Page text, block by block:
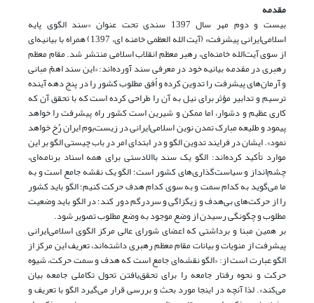
مقدمه
بیست و دوم مهر سال 1397 سندی تحت عنوان «سند الگوی پایه
اسلامی‌ایرانی پیشرفت» (آیت الله العظمی خامنه ای، 1397) همراه با بیانیه‌ای
از سوی آیت‌الله خامنه‌ای، رهبر معظم انقلاب اسلامی منتشر شد. مقام معظم
رهبری در مقدمه بیانیه خود در معرفی سند آورده‌اند: «این سند اهمّ مبانی
و آرمان‌های پیشرفت را تدوین کرده و اُفق مطلوب کشور را در پنج دهه آینده
ترسیم و تدابیر مؤثر برای نیل به آن را طراحی کرده است که با تحقق آن که
کاری عظیم و دشوار، اما ممکن و شیرین است کشور راه پیشرفت را خواهد
پیمود و طلیعه مبارک تمدن نوین اسلامی‌ایرانی در زیست‌بوم ایران رُخ خواهد
نمود». ایشان در فرایند تدوین الگو و در ابتدای امر در باب چیستی الگو بر این
موارد تأکید کرده‌اند:‌ الگو یک سند باالا‌دستی برای همه اسناد برنامه‌ای،
چشم‌انداز و سیاست‌گذاری‌های کشور است؛ الگو یک نقشه جامع است و به
ما می‌گوید به کدام سمت و به سوی کدام هدف حرکت کنیم؛ الگو باید کشور
را از حرکت‌های بی‌هدف و زیگزاگی و سردرگم دور کند؛ در الگو باید وضعیت
مطلوب و چگونگی رسیدن از وضع موجود به وضع مطلوب تصویر شود.
بر همین مبنا و برداشتی که اعضای شورای عالی مرکز الگوی اسلامی‌ایرانی
پیشرفت از منویات و بیانات مقام معظم رهبری داشته‌اند‌، تعریف این مرکز از
الگو عبارت است از: «الگو نقشه‌ای جامع است که هدف و سمت حرکت، شیوه
حرکت و نحوه رفتار جامعه را برای تحقق‌یافتن تحول تکاملی جامعه بیان
می‌کند». لذا آنچه در اینجا مورد بحث و بررسی قرار می‌گیرد الگو با تعریف و